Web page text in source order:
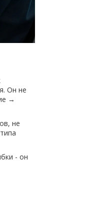
Он не
→
не
- он